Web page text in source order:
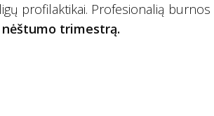
profilaktikai. Profesionalią
trimestrą.